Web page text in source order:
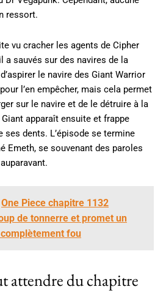
ressort.
vu cracher les agents de Cipher
a sauvés sur des navires de la
le navire des Giant Warrior
pour l’en empêcher, mais cela permet
sur le navire et de le détruire à la
Giant apparaît ensuite et frappe
ses dents. L’épisode se termine
Emeth, se souvenant des paroles
One Piece chapitre 1132
de tonnerre et promet un
fou
attendre du chapitre